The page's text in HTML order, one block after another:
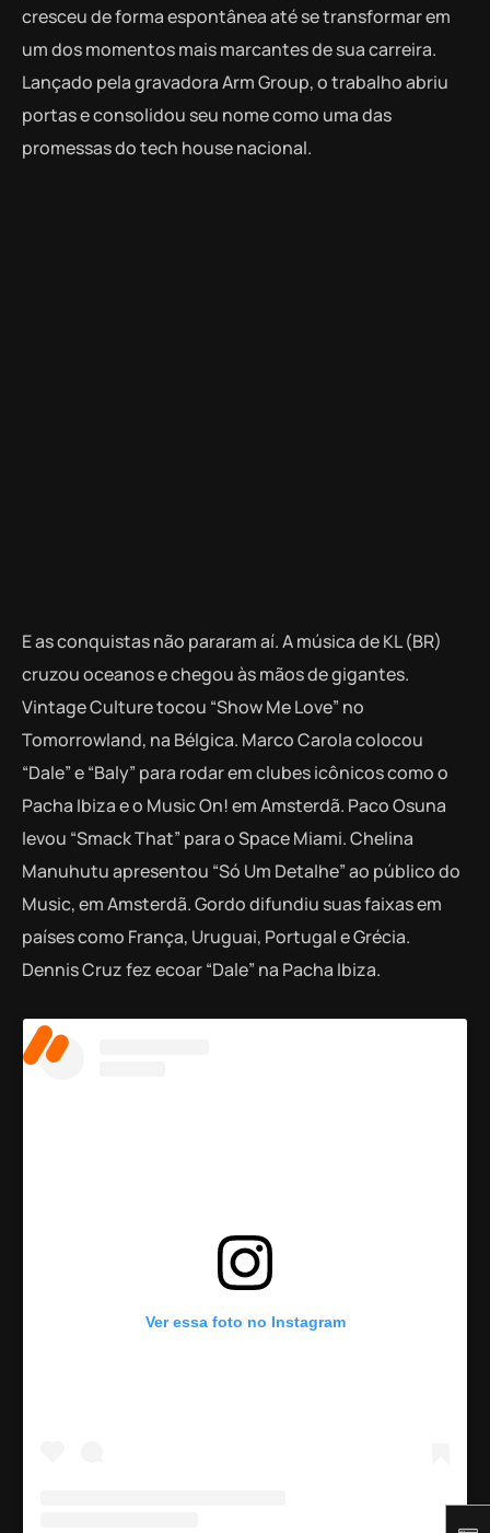
cresceu de forma espontânea até se transformar em
um dos momentos mais marcantes de sua carreira.
Lançado pela gravadora Arm Group, o trabalho abriu
portas e consolidou seu nome como uma das
promessas do tech house nacional.
E as conquistas não pararam aí. A música de KL (BR)
cruzou oceanos e chegou às mãos de gigantes.
Vintage Culture tocou “Show Me Love” no
Tomorrowland, na Bélgica. Marco Carola colocou
“Dale” e “Baly” para rodar em clubes icônicos como o
Pacha Ibiza e o Music On! em Amsterdã. Paco Osuna
levou “Smack That” para o Space Miami. Chelina
Manuhutu apresentou “Só Um Detalhe” ao público do
Music, em Amsterdã. Gordo difundiu suas faixas em
países como França, Uruguai, Portugal e Grécia.
Dennis Cruz fez ecoar “Dale” na Pacha Ibiza.
Ver essa foto no Instagram